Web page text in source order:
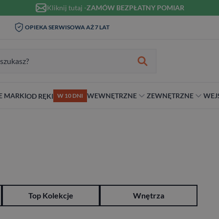
Kliknij tutaj -ZAMÓW BEZPŁATNY POMIAR
OPIEKA SERWISOWA AŻ 7 LAT
MARKIOD RĘKI W 10 DNI WEWNĘTRZNE ZEWNĘTRZNE
Top Kolekcje Wnętrza